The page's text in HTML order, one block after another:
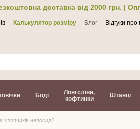
доставка від 2000 грн. |
Калькулятор розміру Блог Відгуки
Боді
Лонгсліви,
кофтинки
Штанці
хлопчиків непосид?